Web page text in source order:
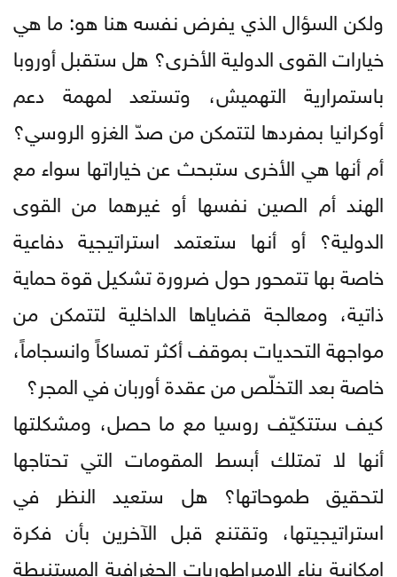
ولكن السؤال الذي يفرض نفسه هنا هو: ما هي
خيارات القوى الدولية الأخرى؟ هل ستقبل أوروبا
باستمرارية التهميش، وتستعد لمهمة دعم
أوكرانيا بمفردها لتتمكن من صدّ الغزو الروسي؟
أم أنها هي الأخرى ستبحث عن خياراتها سواء مع
الهند أم الصين نفسها أو غيرهما من القوى
الدولية؟ أو أنها ستعتمد استراتيجية دفاعية
خاصة بها تتمحور حول ضرورة تشكيل قوة حماية
ذاتية، ومعالجة قضاياها الداخلية لتتمكن من
مواجهة التحديات بموقف أكثر تمساكاً وانسجاماً،
خاصة بعد التخلّص من عقدة أوربان في المجر؟
كيف ستتكيّف روسيا مع ما حصل، ومشكلتها
أنها لا تمتلك أبسط المقومات التي تحتاجها
لتحقيق طموحاتها؟ هل ستعيد النظر في
استراتيجيتها، وتقتنع قبل الآخرين بأن فكرة
إمكانية بناء الامبراطوريات الجغرافية المستنبطة